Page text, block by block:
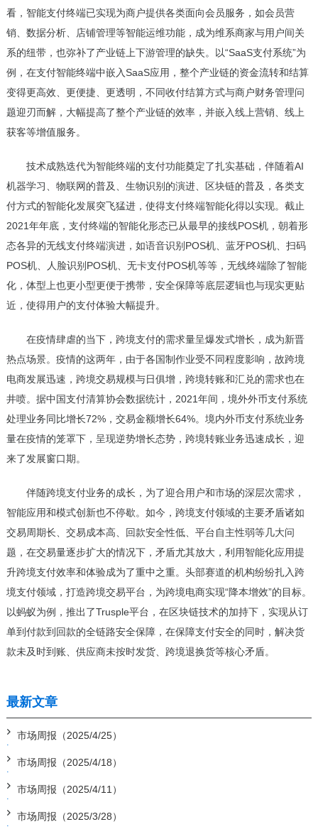
看，智能支付终端已实现为商户提供各类面向会员服务，如会员营
销、数据分析、店铺管理等智能运维功能，成为维系商家与用户间关
系的纽带，也弥补了产业链上下游管理的缺失。以“SaaS支付系统”为
例，在支付智能终端中嵌入SaaS应用，整个产业链的资金流转和结算
变得更高效、更便捷、更透明，不同收付结算方式与商户财务管理问
题迎刃而解，大幅提高了整个产业链的效率，并嵌入线上营销、线上
获客等增值服务。
技术成熟迭代为智能终端的支付功能奠定了扎实基础，伴随着AI
机器学习、物联网的普及、生物识别的演进、区块链的普及，各类支
付方式的智能化发展突飞猛进，使得支付终端智能化得以实现。截止
2021年年底，支付终端的智能化形态已从最早的接线POS机，朝着形
态各异的无线支付终端演进，如语音识别POS机、蓝牙POS机、扫码
POS机、人脸识别POS机、无卡支付POS机等等，无线终端除了智能
化，体型上也更小型更便于携带，安全保障等底层逻辑也与现实更贴
近，使得用户的支付体验大幅提升。
在疫情肆虐的当下，跨境支付的需求量呈爆发式增长，成为新晋
热点场景。疫情的这两年，由于各国制作业受不同程度影响，故跨境
电商发展迅速，跨境交易规模与日俱增，跨境转账和汇兑的需求也在
井喷。据中国支付清算协会数据统计，2021年间，境外外币支付系统
处理业务同比增长72%，交易金额增长64%。境内外币支付系统业务
量在疫情的笼罩下，呈现逆势增长态势，跨境转账业务迅速成长，迎
来了发展窗口期。
伴随跨境支付业务的成长，为了迎合用户和市场的深层次需求，
智能应用和模式创新也不停歇。如今，跨境支付领域的主要矛盾诸如
交易周期长、交易成本高、回款安全性低、平台自主性弱等几大问
题，在交易量逐步扩大的情况下，矛盾尤其放大，利用智能化应用提
升跨境支付效率和体验成为了重中之重。头部赛道的机构纷纷扎入跨
境支付领域，打造跨境交易平台，为跨境电商实现“降本增效”的目标。
以蚂蚁为例，推出了Trusple平台，在区块链技术的加持下，实现从订
单到付款到回款的全链路安全保障，在保障支付安全的同时，解决货
款未及时到账、供应商未按时发货、跨境退换货等核心矛盾。
最新文章
市场周报（2025/4/25）
市场周报（2025/4/18）
市场周报（2025/4/11）
市场周报（2025/3/28）